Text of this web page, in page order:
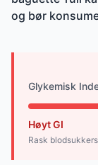
og bør
Glykemisk
Høyt GI
Rask